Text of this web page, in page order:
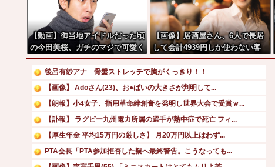
【動画】御当地アイドルだった頃
の今田美桜、ガチのマジで可愛く
てワイらをびびらせまくってしま
うw w w w w w w w
【画像】居酒屋さん、6人で長居
して会計4939円しか使わない客
にお気持ち表明してしまう←コレ
どっちが悪いんや？？？？？？
後呂有紗アナ 骨盤ストレッチで胸がくっきり！！
【画像】 Adoさん(23)、お●ぱいの大きさが判明して...
【朗報】小4女子、指用革命絆創膏を発明し世界大会で受賞ｗ...
【訃報】 ラグビー九州電力所属の選手が熱中症で死亡 フィ...
【厚生年金 平均15万円の厳しさ】 月20万円以上はわず...
PTA会長「PTA参加拒否した親へ最終警告。こうなっても...